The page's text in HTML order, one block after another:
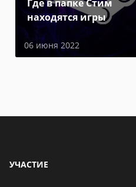
Где в папке Стим
находятся игры
06 июня 2022
УЧАСТИЕ